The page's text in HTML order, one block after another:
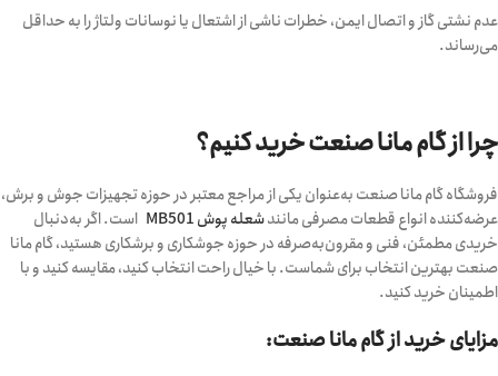
عدم نشتی گاز و اتصال ایمن، خطرات ناشی از اشتعال یا نوسانات ولتاژ را به حداقل
می‌رساند.
چرا از گام مانا صنعت خرید کنیم؟
فروشگاه گام مانا صنعت به‌عنوان یکی از مراجع معتبر در حوزه تجهیزات جوش و برش،
عرضه‌کننده انواع قطعات مصرفی مانندشعله پوش MB501
است. اگر به‌دنبال
خریدی مطمئن، فنی و مقرون‌به‌صرفه در حوزه جوشکاری و برشکاری هستید، گام مانا
صنعت بهترین انتخاب برای شماست. با خیال راحت انتخاب کنید، مقایسه کنید و با
اطمینان خرید کنید.
مزایای خرید از گام مانا صنعت: